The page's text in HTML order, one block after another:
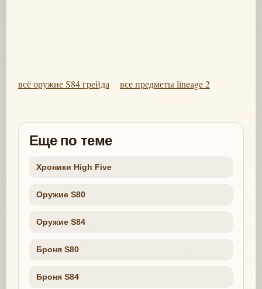
всё оружие S84 грейда все предметы lineage 2
Еще по теме
Хроники High Five
Оружие S80
Оружие S84
Броня S80
Броня S84